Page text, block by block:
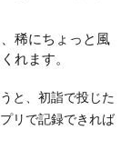
稀にちょっと風
れます。
と、初詣で投じた
リで記録できれば